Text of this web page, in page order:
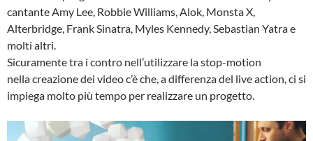
cantante Amy Lee, Robbie Williams, Alok, Monsta X,
Alterbridge, Frank Sinatra, Myles Kennedy, Sebastian Yatra e
molti altri.
Sicuramente tra i contro nell’utilizzare la stop-motion
nella creazione dei video c’è che, a differenza del live action, ci si
impiega molto più tempo per realizzare un progetto.